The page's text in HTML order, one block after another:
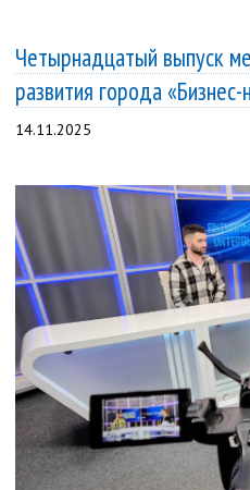
Четырнадцатый выпуск
развития города
14.11.2025